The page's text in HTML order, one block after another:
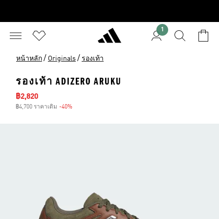
1
หน้าหลัก / Originals / รองเท้า
รองเท้า ADIZERO ARUKU
ราคาลด
฿2,820
฿4,700 ราคาเดิม -40%